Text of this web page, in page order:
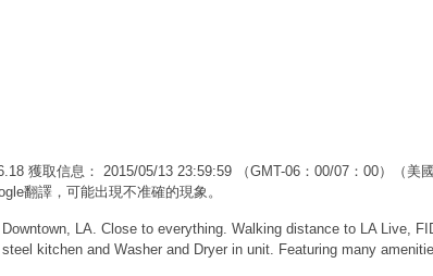
獲取信息： 2015/05/13 23:59:59 （GMT-06：00/07：00）（美國
翻譯，可能出現不准確的現象。
LA. Close to everything. Walking distance to LA Live,
kitchen and Washer and Dryer in unit. Featuring many